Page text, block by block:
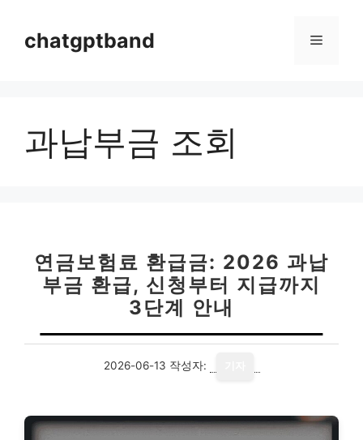
chatgptband 메
과납부금 조회
연금보험료 환급금: 2026 과납
부금 환급, 신청부터 지급까지
3단계 안내
2026-06-13 작성자: